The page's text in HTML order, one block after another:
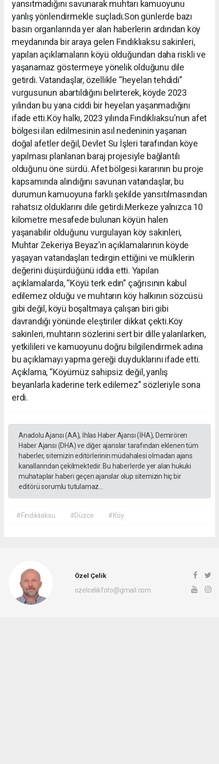
yansıtmadığını savunarak muhtarı kamuoyunu
yanlış yönlendirmekle suçladı.Son günlerde bazı
basın organlarında yer alan haberlerin ardından köy
meydanında bir araya gelen Fındıklıaksu sakinleri,
yapılan açıklamaların köyü olduğundan daha riskli ve
yaşanamaz göstermeye yönelik olduğunu dile
getirdi. Vatandaşlar, özellikle “heyelan tehdidi”
vurgusunun abartıldığını belirterek, köyde 2023
yılından bu yana ciddi bir heyelan yaşanmadığını
ifade etti.Köy halkı, 2023 yılında Fındıklıaksu’nun afet
bölgesi ilan edilmesinin asıl nedeninin yaşanan
doğal afetler değil, Devlet Su İşleri tarafından köye
yapılması planlanan baraj projesiyle bağlantılı
olduğunu öne sürdü. Afet bölgesi kararının bu proje
kapsamında alındığını savunan vatandaşlar, bu
durumun kamuoyuna farklı şekilde yansıtılmasından
rahatsız olduklarını dile getirdi.Merkeze yalnızca 10
kilometre mesafede bulunan köyün halen
yaşanabilir olduğunu vurgulayan köy sakinleri,
Muhtar Zekeriya Beyaz’ın açıklamalarının köyde
yaşayan vatandaşları tedirgin ettiğini ve mülklerin
değerini düşürdüğünü iddia etti. Yapılan
açıklamalarda, “Köyü terk edin” çağrısının kabul
edilemez olduğu ve muhtarın köy halkının sözcüsü
gibi değil, köyü boşaltmaya çalışan biri gibi
davrandığı yönünde eleştiriler dikkat çekti.Köy
sakinleri, muhtarın sözlerini sert bir dille yalanlarken,
yetkilileri ve kamuoyunu doğru bilgilendirmek adına
bu açıklamayı yapma gereği duyduklarını ifade etti.
Açıklama, “Köyümüz sahipsiz değil, yanlış
beyanlarla kaderine terk edilemez” sözleriyle sona
erdi.
Anadolu Ajansı (AA), İhlas Haber Ajansı (İHA), Demirören
Haber Ajansı (DHA) ve diğer ajanslar tarafından eklenen tüm
haberler, sitemizin editörlerinin müdahalesi olmadan ajans
kanallarından çekilmektedir. Bu haberlerde yer alan hukuki
muhataplar haberi geçen ajanslar olup sitemizin hiç bir
editörü sorumlu tutulamaz...
#Fındıklıaksu #Düzce #Köy
Özel Çelik
ozelcelikfoto@gmail.com